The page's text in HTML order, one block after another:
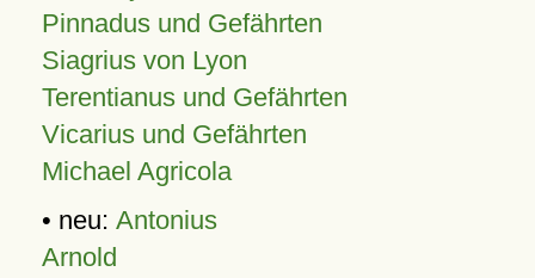
Pinnadus und Gefährten
Siagrius von Lyon
Terentianus und Gefährten
Vicarius und Gefährten
Michael Agricola
• neu: Antonius
Arnold